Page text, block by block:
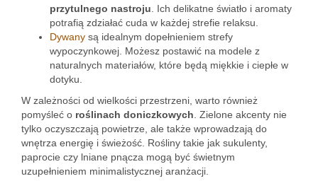
przytulnego nastroju . Ich delikatne światło i aromaty
potrafią zdziałać cuda w każdej strefie relaksu.
Dywany są idealnym dopełnieniem strefy
wypoczynkowej. Możesz postawić na modele z
naturalnych materiałów, które będą miękkie i ciepłe w
dotyku.
W zależności od wielkości przestrzeni, warto również
pomyśleć o roślinach doniczkowych . Zielone akcenty nie
tylko oczyszczają powietrze, ale także wprowadzają do
wnętrza energię i świeżość. Rośliny takie jak sukulenty,
paprocie czy lniane pnącza mogą być świetnym
uzupełnieniem minimalistycznej aranżacji.